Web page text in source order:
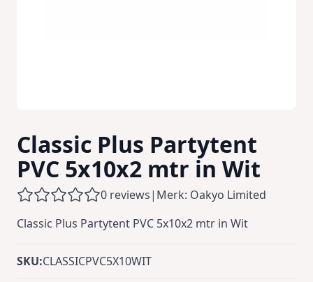
Classic Plus Partytent
PVC 5x10x2 mtr in Wit
0 reviews| Merk: Oakyo Limited
Classic Plus Partytent PVC 5x10x2 mtr in Wit
SKU:CLASSICPVC5X10WIT